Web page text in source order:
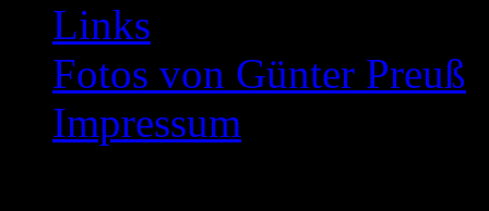
Links
Fotos von Günter Preuß
Impressum